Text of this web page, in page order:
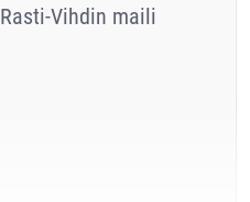
Rasti-Vihdin maili